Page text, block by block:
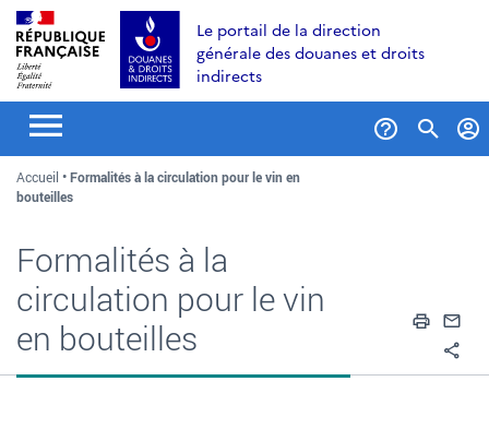
Aller
au
contenu
Aller
recherche
Aller
au
menu
Le portail de la direction
générale des douanes et droits
indirects
Accueil
Formalités à la circulation pour le vin en
bouteilles
Formalités à la
circulation pour le vin
en bouteilles